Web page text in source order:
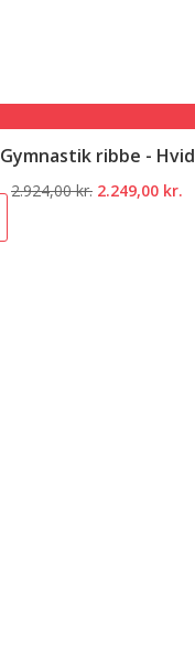
Gymnastik ribbe - Hvid
2.924,00kr. Den
2.249,00 kr.